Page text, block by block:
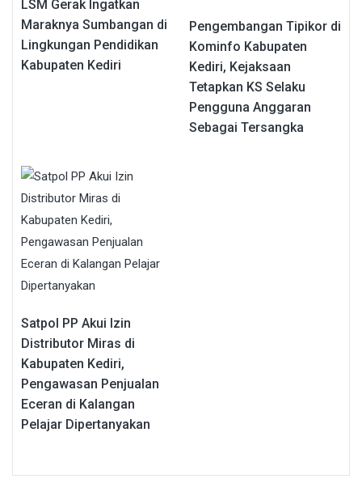
LSM Gerak Ingatkan
Maraknya Sumbangan di
Lingkungan Pendidikan
Kabupaten Kediri
Pengembangan Tipikor di
Kominfo Kabupaten
Kediri, Kejaksaan
Tetapkan KS Selaku
Pengguna Anggaran
Sebagai Tersangka
Satpol PP Akui Izin
Distributor Miras di
Kabupaten Kediri,
Pengawasan Penjualan
Eceran di Kalangan
Pelajar Dipertanyakan